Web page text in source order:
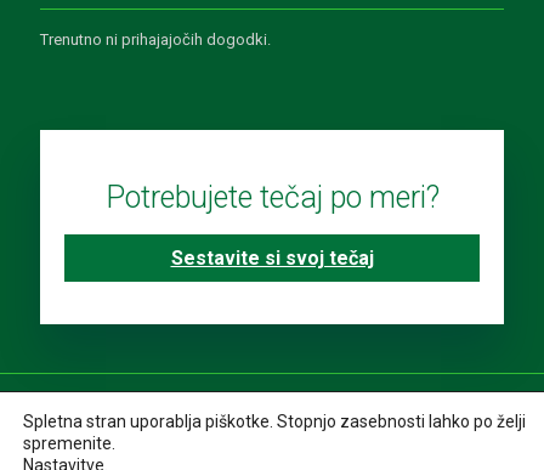
Trenutno ni prihajajočih dogodki.
Potrebujete tečaj po meri?
Sestavite si svoj tečaj
Spletna stran uporablja piškotke. Stopnjo zasebnosti lahko po želji
spremenite.
Nastavitve